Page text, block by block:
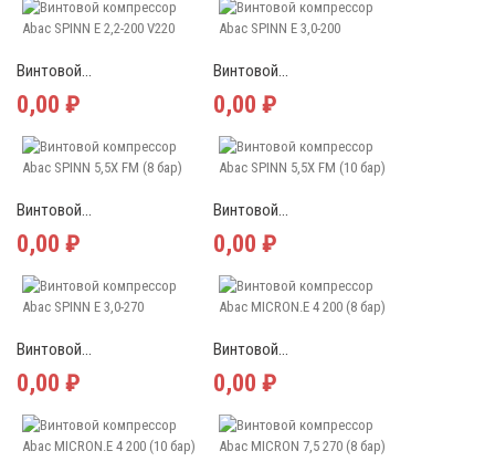
Винтовой...
0,00 ₽
Винтовой...
0,00 ₽
Винтовой...
0,00 ₽
Винтовой...
0,00 ₽
Винтовой...
0,00 ₽
Винтовой...
0,00 ₽